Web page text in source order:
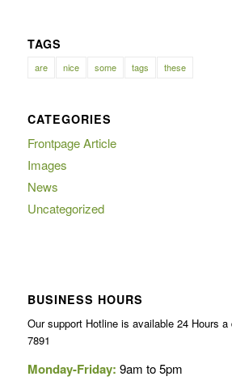
TAGS
are nice some tags these
CATEGORIES
Frontpage Article
Images
News
Uncategorized
BUSINESS HOURS
Our support Hotline is available 24 Hours a
7891
Monday-Friday: 9am to 5pm